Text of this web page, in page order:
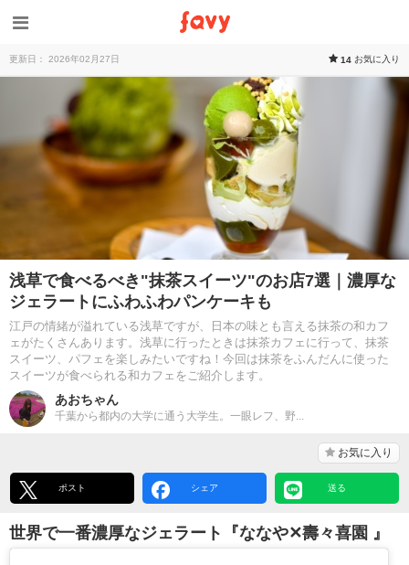
更新日： 2026年02月27日 14 お気に入り
浅草で食べるべき"抹茶スイーツ"のお店7選｜濃厚な
ジェラートにふわふわパンケーキも
江戸の情緒が溢れている浅草ですが、日本の味とも言える抹茶の和カフ
ェがたくさんあります。浅草に行ったときは抹茶カフェに行って、抹茶
スイーツ、パフェを楽しみたいですね！今回は抹茶をふんだんに使った
スイーツが食べられる和カフェをご紹介します。
あおちゃん
千葉から都内の大学に通う大学生。一眼レフ、野...
お気に入り
ポスト シェア 送る
世界で一番濃厚なジェラート『ななや✕壽々喜園 』